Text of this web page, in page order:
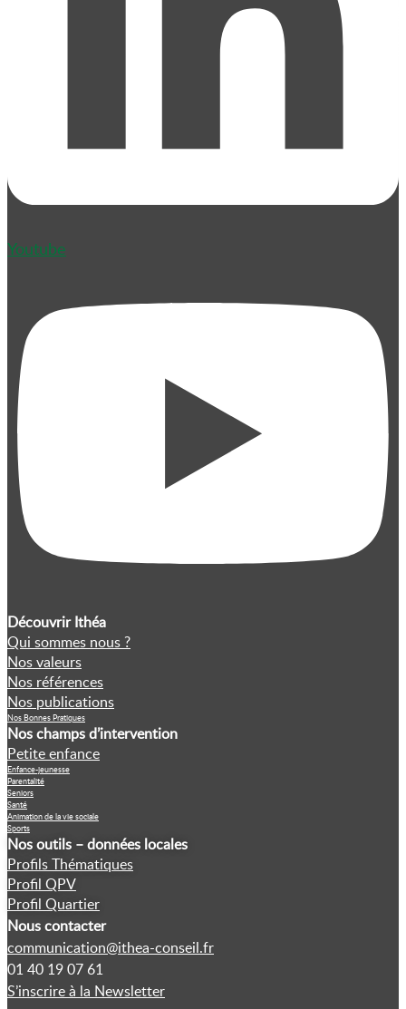
Youtube
Découvrir Ithéa
Qui sommes nous ?
Nos valeurs
Nos références
Nos publications
Nos Bonnes Pratiques
Nos champs d’intervention
Petite enfance
Enfance-jeunesse
Parentalité
Seniors
Santé
Animation de la vie sociale
Sports
Nos outils – données locales
Profils Thématiques
Profil QPV
Profil Quartier
Nous contacter
communication@ithea-conseil.fr
01 40 19 07 61
S’inscrire à la Newsletter